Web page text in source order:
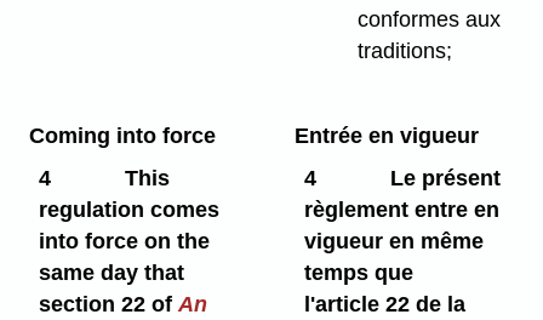
conformes aux
traditions;
Coming into force
4
This
regulation comes
into force on the
same day that
section 22 ofAn
Entrée en vigueur
4
Le présent
règlement entre en
vigueur en même
temps que
l'article 22 de la